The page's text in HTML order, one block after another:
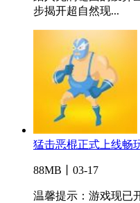
步揭开超自然现...
猛击恶棍正式上线畅
88MB丨03-17
温馨提示：游戏现已